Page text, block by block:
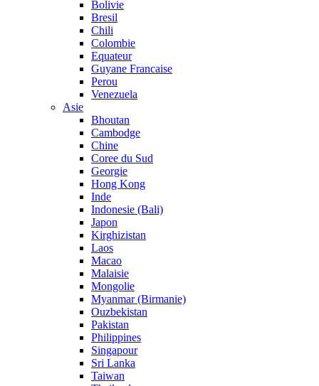
Bolivie
Bresil
Chili
Colombie
Equateur
Guyane Francaise
Perou
Venezuela
Asie
Bhoutan
Cambodge
Chine
Coree du Sud
Georgie
Hong Kong
Inde
Indonesie (Bali)
Japon
Kirghizistan
Laos
Macao
Malaisie
Mongolie
Myanmar (Birmanie)
Ouzbekistan
Pakistan
Philippines
Singapour
Sri Lanka
Taiwan